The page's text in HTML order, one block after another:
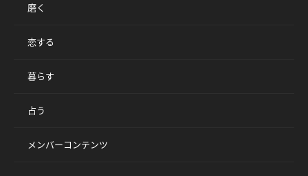
磨く
恋する
暮らす
占う
メンバーコンテンツ